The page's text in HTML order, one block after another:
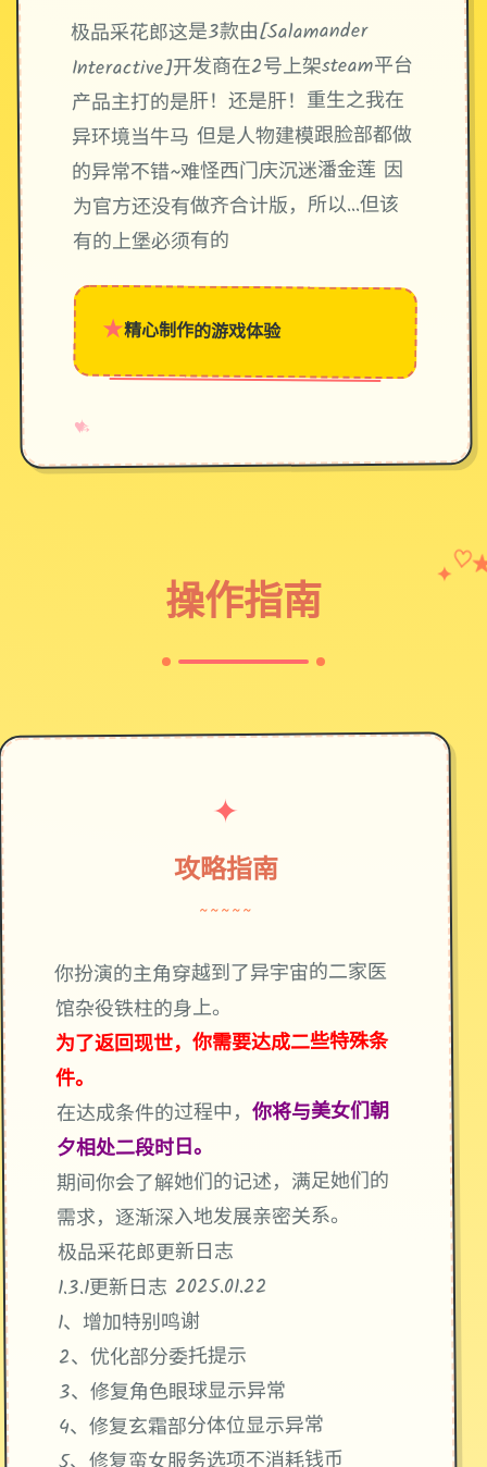
极品采花郎这是3款由[Salamander
Interactive]开发商在2号上架steam平台
产品主打的是肝！还是肝！重生之我在
异环境当牛马 但是人物建模跟脸部都做
的异常不错~难怪西门庆沉迷潘金莲 因
为官方还没有做齐合计版，所以…但该
有的上堡必须有的
★精心制作的游戏体验
♥
✧
→
操作指南
✦♡
✦
攻略指南
~~~~~
你扮演的主角穿越到了异宇宙的二家医
馆杂役铁柱的身上。
为了返回现世，你需要达成二些特殊条
件。
在达成条件的过程中， 你将与美女们朝
夕相处二段时日。
期间你会了解她们的记述，满足她们的
需求，逐渐深入地发展亲密关系。
极品采花郎更新日志
1.3.1更新日志 2025.01.22
1、增加特别鸣谢
2、优化部分委托提示
3、修复角色眼球显示异常
4、修复玄霜部分体位显示异常